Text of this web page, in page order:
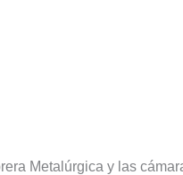
Metalúrgica y las